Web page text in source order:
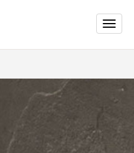
Toggle